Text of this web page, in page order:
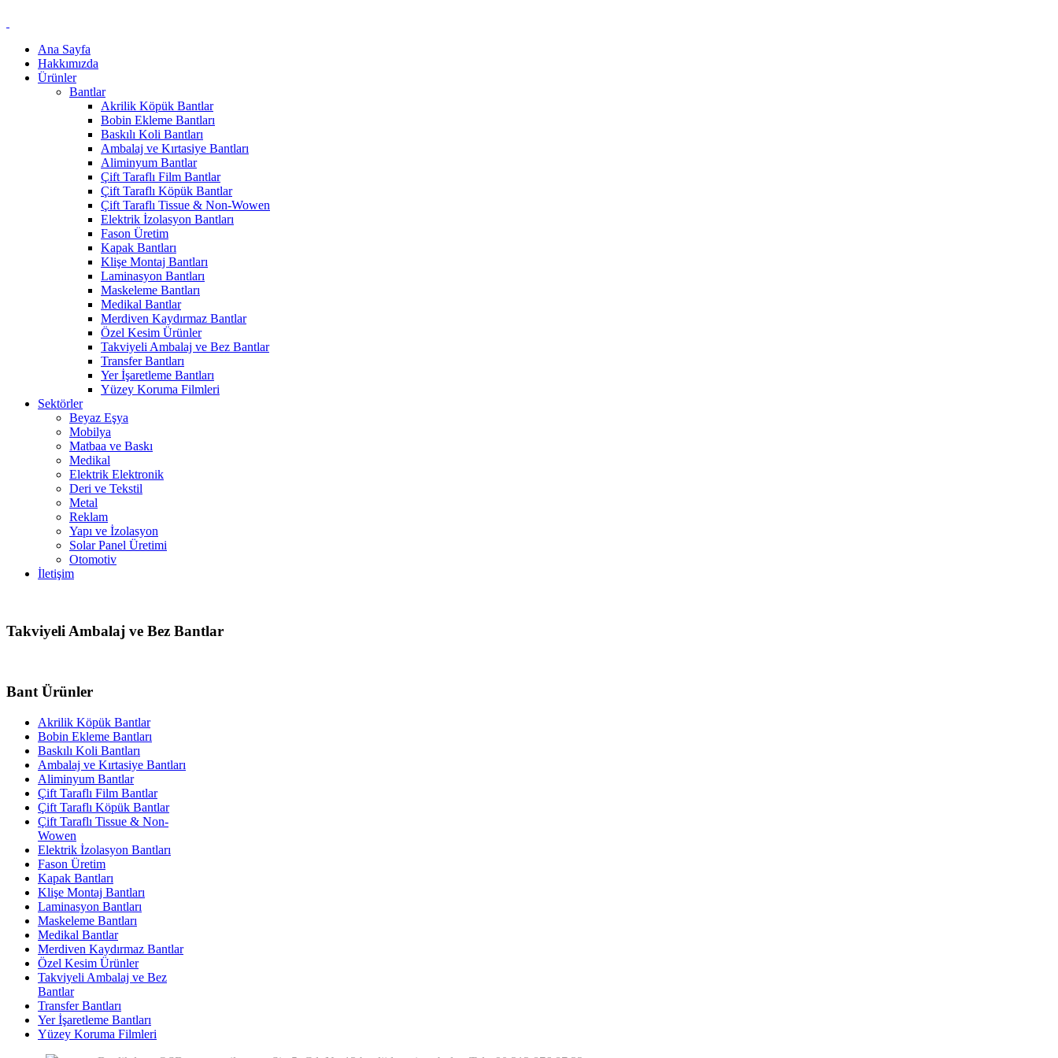
Ana Sayfa
Hakkımızda
Ürünler
Bantlar
Akrilik Köpük Bantlar
Bobin Ekleme Bantları
Baskılı Koli Bantları
Ambalaj ve Kırtasiye Bantları
Aliminyum Bantlar
Çift Taraflı Film Bantlar
Çift Taraflı Köpük Bantlar
Çift Taraflı Tissue & Non-Wowen
Elektrik İzolasyon Bantları
Fason Üretim
Kapak Bantları
Klişe Montaj Bantları
Laminasyon Bantları
Maskeleme Bantları
Medikal Bantlar
Merdiven Kaydırmaz Bantlar
Özel Kesim Ürünler
Takviyeli Ambalaj ve Bez Bantlar
Transfer Bantları
Yer İşaretleme Bantları
Yüzey Koruma Filmleri
Sektörler
Beyaz Eşya
Mobilya
Matbaa ve Baskı
Medikal
Elektrik Elektronik
Deri ve Tekstil
Metal
Reklam
Yapı ve İzolasyon
Solar Panel Üretimi
Otomotiv
İletişim
Takviyeli Ambalaj ve Bez Bantlar
Bant Ürünler
Akrilik Köpük Bantlar
Bobin Ekleme Bantları
Baskılı Koli Bantları
Ambalaj ve Kırtasiye Bantları
Aliminyum Bantlar
Çift Taraflı Film Bantlar
Çift Taraflı Köpük Bantlar
Çift Taraflı Tissue & Non-
Wowen
Elektrik İzolasyon Bantları
Fason Üretim
Kapak Bantları
Klişe Montaj Bantları
Laminasyon Bantları
Maskeleme Bantları
Medikal Bantlar
Merdiven Kaydırmaz Bantlar
Özel Kesim Ürünler
Takviyeli Ambalaj ve Bez
Bantlar
Transfer Bantları
Yer İşaretleme Bantları
Yüzey Koruma Filmleri